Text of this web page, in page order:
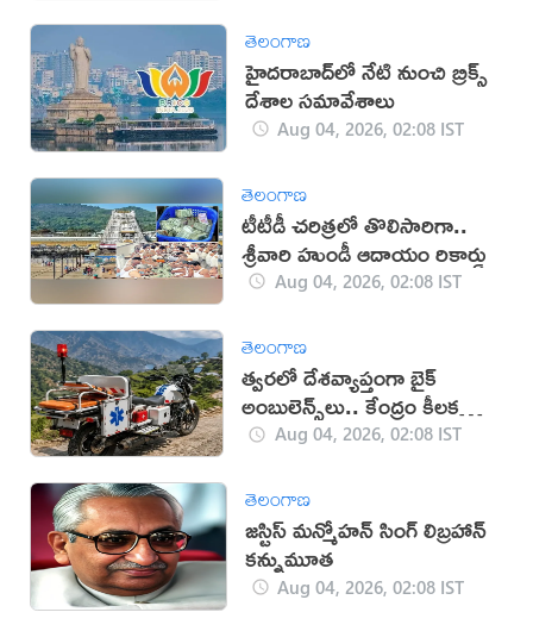
తెలంగాణ
హైదరాబాద్‌లో నేటి నుంచి బ్రిక్స్
దేశాల సమావేశాలు
Aug 04, 2026, 02:08 IST
తెలంగాణ
టీటీడీ చరిత్రలో తొలిసారిగా..
శ్రీవారి హుండీ ఆదాయం రికార్డు
Aug 04, 2026, 02:08 IST
తెలంగాణ
త్వరలో దేశవ్యాప్తంగా బైక్
అంబులెన్స్‌లు.. కేంద్రం కీలక
నిర్ణయం!
Aug 04, 2026, 02:08 IST
తెలంగాణ
జస్టిస్ మన్మోహన్ సింగ్ లిబ్రహాన్
కన్నుమూత
Aug 04, 2026, 02:08 IST